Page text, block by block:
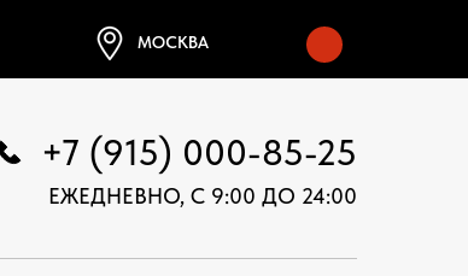
МОСКВА
+7 (915) 000-85-25
ЕЖЕДНЕВНО, С 9:00 ДО 24:00